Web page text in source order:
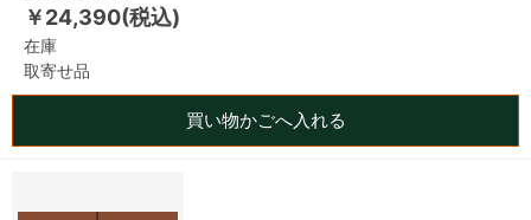
￥24,390(税込)
在庫
取寄せ品
買い物かごへ入れる